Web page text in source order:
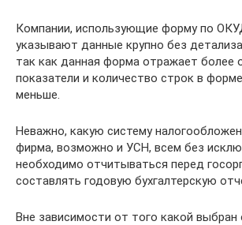
Компании, использующие форму по
указывают данные крупно без
так как данная форма отражает более
показатели и количество строк в
меньше.
Неважно, какую систему
фирма, возможно и УСН, всем без
необходимо отчитываться перед
составлять годовую бухгалтерскую
Вне зависимости от того какой